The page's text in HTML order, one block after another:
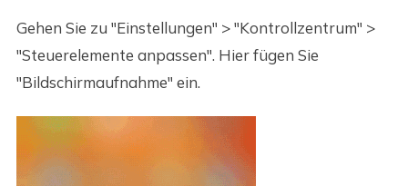
Gehen Sie zu "Einstellungen" > "Kontrollzentrum" >
"Steuerelemente anpassen". Hier fügen Sie
"Bildschirmaufnahme" ein.